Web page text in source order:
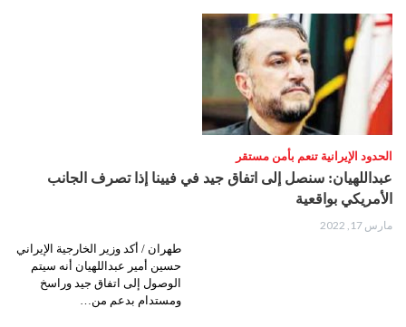
الحدود الإيرانية تنعم بأمن مستقر
عبداللهیان: سنصل إلى اتفاق جيد في فيينا إذا تصرف الجانب
الأمريكي بواقعية
مارس 17, 2022
طهران / أكد وزير الخارجية الإيراني
حسين أمير عبداللهيان أنه سيتم
الوصول إلى اتفاق جيد وراسخ
ومستدام بدعم من…